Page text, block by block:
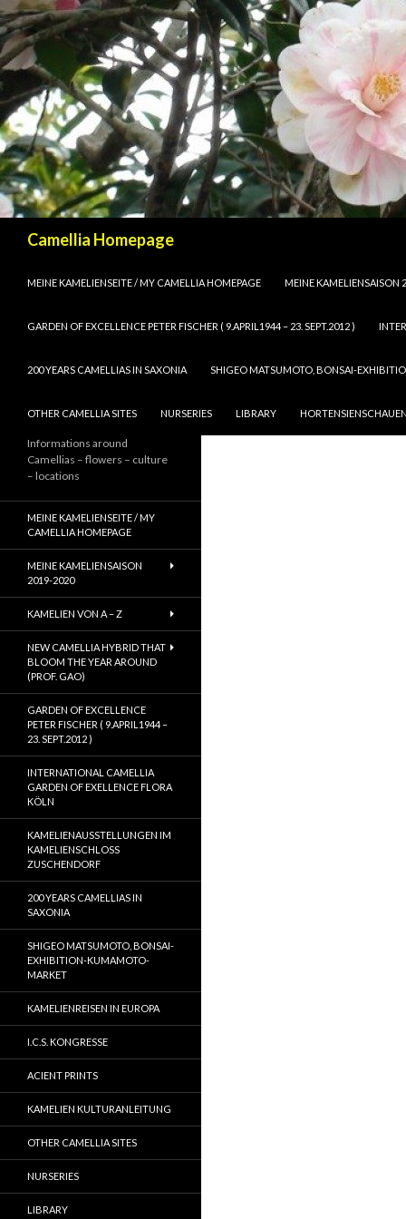
Camellia Homepage
MEINE KAMELIENSEITE / MY CAMELLIA HOMEPAGE
MEINE KAMELIENSAISON
GARDEN OF EXCELLENCE PETER FISCHER ( 9.APRIL1944 – 23. SEPT.2012 )
200 YEARS CAMELLIAS IN SAXONIA SHIGEO MATSUMOTO, BONSAI-
OTHER CAMELLIA SITES NURSERIES LIBRARY
Informations around
Camellias – flowers – culture
– locations
MEINE KAMELIENSEITE / MY
CAMELLIA HOMEPAGE
MEINE KAMELIENSAISON
2019-2020
KAMELIEN VON A – Z
NEW CAMELLIA HYBRID THAT
BLOOM THE YEAR AROUND
(PROF. GAO)
GARDEN OF EXCELLENCE
PETER FISCHER ( 9.APRIL1944 –
23. SEPT.2012 )
INTERNATIONAL CAMELLIA
GARDEN OF EXELLENCE FLORA
KÖLN
KAMELIENAUSSTELLUNGEN IM
KAMELIENSCHLOSS
ZUSCHENDORF
200 YEARS CAMELLIAS IN
SAXONIA
SHIGEO MATSUMOTO, BONSAI-
EXHIBITION-KUMAMOTO-
MARKET
KAMELIENREISEN IN EUROPA
I.C.S. KONGRESSE
ACIENT PRINTS
KAMELIEN KULTURANLEITUNG
OTHER CAMELLIA SITES
NURSERIES
LIBRARY